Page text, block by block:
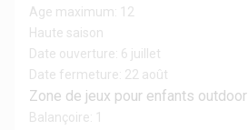
Age maximum: 12
Haute saison
Date ouverture: 6 juillet
Date fermeture: 22 août
Zone de jeux pour enfants outdoor
Balançoire: 1